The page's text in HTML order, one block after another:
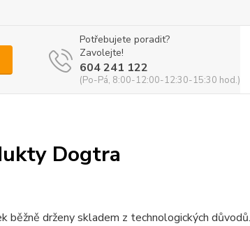
Potřebujete poradit?
Zavolejte!
604 241 122
(Po-Pá, 8:00-12:00-12:30-15:30 hod.)
Dogtra
běžně drženy skladem z technologických